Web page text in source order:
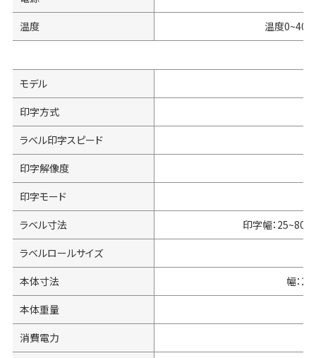
温度
温度0~40℃
モデル
印字方式
ラベル印字スピード
印字解像度
印字モード
ラベル寸法
印字幅：
ラベルロールサイズ
本体寸法
幅：
本体重量
消費電力